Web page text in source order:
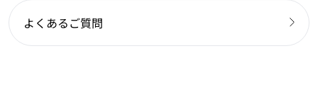
よくあるご質問